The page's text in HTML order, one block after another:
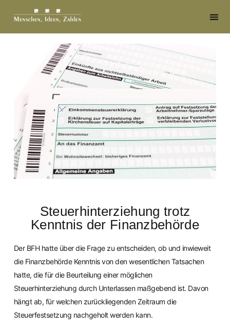
Steuerhinterziehung trotz
Kenntnis der Finanzbehörde
Der BFH hatte über die Frage zu entscheiden, ob und inwieweit
die Finanzbehörde Kenntnis von den wesentlichen Tatsachen
hatte, die für die Beurteilung einer möglichen
Steuerhinterziehung durch Unterlassen maßgebend ist. Davon
hängt ab, für welchen zurückliegenden Zeitraum die
Steuerfestsetzung nachgeholt werden kann.